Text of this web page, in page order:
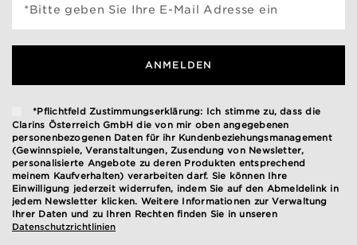
*Bitte geben Sie Ihre E-Mail Adresse ein
ANMELDEN
*Pflichtfeld Zustimmungserklärung: Ich stimme zu, dass die
Clarins Österreich GmbH die von mir oben angegebenen
personenbezogenen Daten für ihr Kundenbeziehungsmanagement
(Gewinnspiele, Veranstaltungen, Zusendung von Newsletter,
personalisierte Angebote zu deren Produkten entsprechend
meinem Kaufverhalten) verarbeiten darf. Sie können Ihre
Einwilligung jederzeit widerrufen, indem Sie auf den Abmeldelink in
jedem Newsletter klicken. Weitere Informationen zur Verwaltung
Ihrer Daten und zu Ihren Rechten finden Sie in unseren
Datenschutzrichtlinien